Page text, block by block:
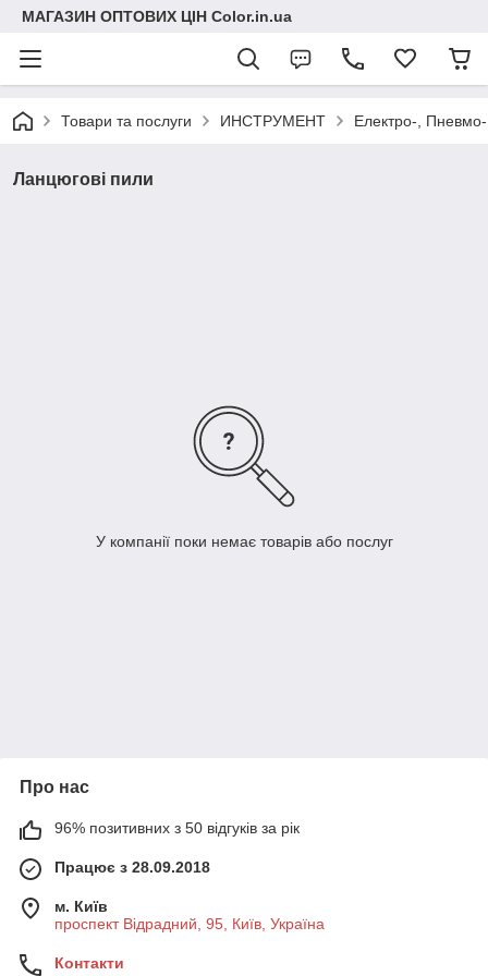
МАГАЗИН ОПТОВИХ ЦІН Color.in.ua
Товари та послуги ИНСТРУМЕНТ Електро-, Пневмо-
Ланцюгові пили
У компанії поки немає товарів або послуг
Про нас
96% позитивних з 50 відгуків за рік
Працює з 28.09.2018
м. Київ
проспект Відрадний, 95, Київ, Україна
Контакти